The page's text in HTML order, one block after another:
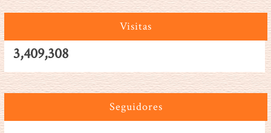
Visitas
3,409,308
Seguidores